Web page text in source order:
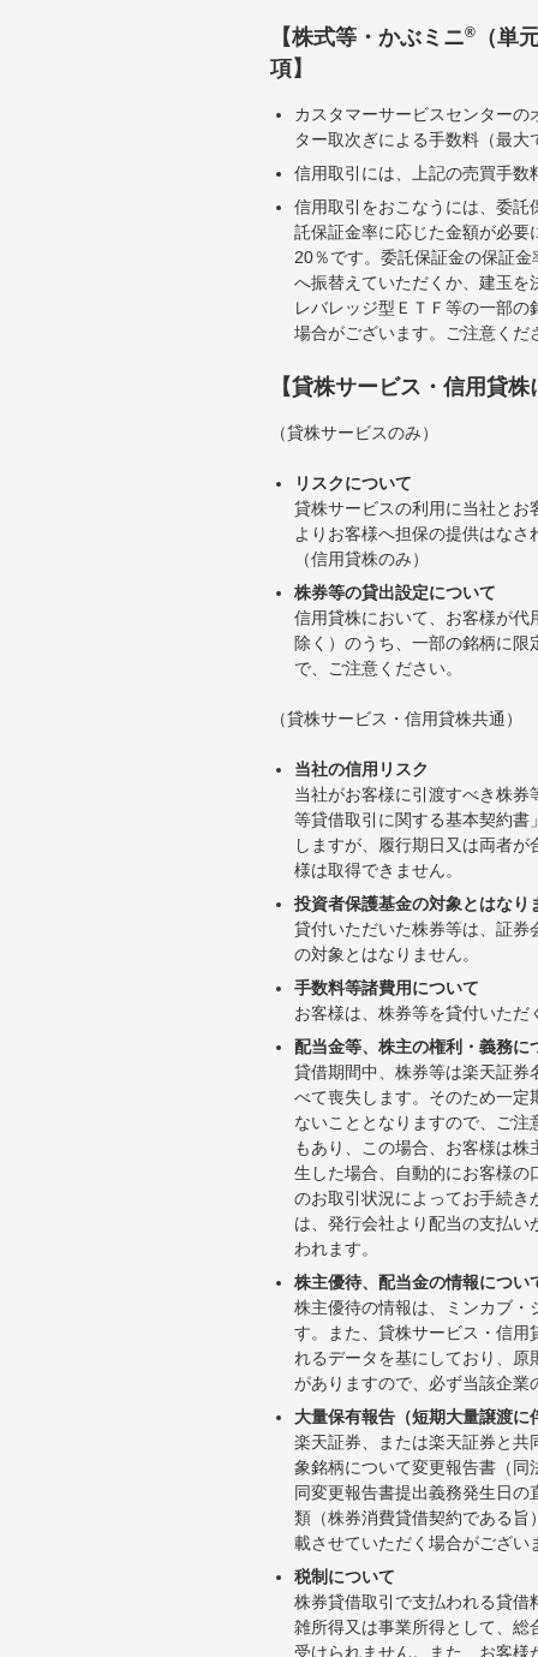
【株式等・かぶミニ®
（単
項】
カスタマーサービスセンター
ター取次ぎによる手数料（最
信用取引には、上記の売買手
信用取引をおこなうには、委
託保証金率に応じた金額が必
20％です。委託保証金の保証
へ振替えていただくか、建玉
レバレッジ型ＥＴＦ等の一部
場合がございます。ご注意くだ
【貸株サービス・信用貸
（貸株サービスのみ）
リスクについて
貸株サービスの利用に当社と
よりお客様へ担保の提供はな
（信用貸株のみ）
株券等の貸出設定について
信用貸株において、お客様が
除く）のうち、一部の銘柄に
で、ご注意ください。
（貸株サービス・信用貸株共通）
当社の信用リスク
当社がお客様に引渡すべき株
等貸借取引に関する基本契約
しますが、履行期日又は両者
様は取得できません。
投資者保護基金の対象とはなり
貸付いただいた株券等は、証
の対象とはなりません。
手数料等諸費用について
お客様は、株券等を貸付いた
配当金等、株主の権利・義務に
貸借期間中、株券等は楽天証
べて喪失します。そのため一
ないこととなりますので、ご
もあり、この場合、お客様は
生した場合、自動的にお客様
のお取引状況によってお手続
は、発行会社より配当の支払
われます。
株主優待、配当金の情報につい
株主優待の情報は、ミンカブ
す。また、貸株サービス・信
れるデータを基にしており、
がありますので、必ず当該企
大量保有報告（短期大量譲渡
楽天証券、または楽天証券と
象銘柄について変更報告書（
同変更報告書提出義務発生日
類（株券消費貸借契約である
載させていただく場合がござ
税制について
株券貸借取引で支払われる貸
雑所得又は事業所得として、
受けられません。また、お客